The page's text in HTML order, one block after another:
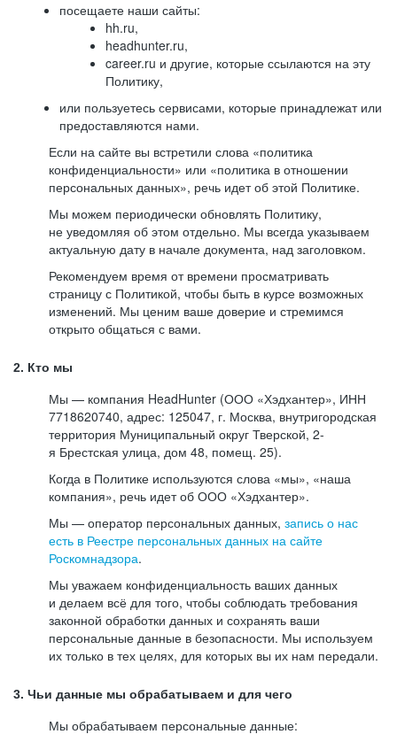
посещаете наши сайты:
hh.ru,
headhunter.ru,
career.ru и другие, которые ссылаются на эту
Политику,
или пользуетесь сервисами, которые принадлежат или
предоставляются нами.
Если на сайте вы встретили слова «политика
конфиденциальности» или «политика в отношении
персональных данных», речь идет об этой Политике.
Мы можем периодически обновлять Политику,
не уведомляя об этом отдельно. Мы всегда указываем
актуальную дату в начале документа, над заголовком.
Рекомендуем время от времени просматривать
страницу с Политикой, чтобы быть в курсе возможных
изменений. Мы ценим ваше доверие и стремимся
открыто общаться с вами.
2. Кто мы
Мы — компания HeadHunter (ООО «Хэдхантер», ИНН
7718620740, адрес: 125047, г. Москва, внутригородская
территория Муниципальный округ Тверской, 2-
я Брестская улица, дом 48, помещ. 25).
Когда в Политике используются слова «мы», «наша
компания», речь идет об ООО «Хэдхантер».
Мы — оператор персональных данных, запись о нас
есть в Реестре персональных данных на сайте
Роскомнадзора.
Мы уважаем конфиденциальность ваших данных
и делаем всё для того, чтобы соблюдать требования
законной обработки данных и сохранять ваши
персональные данные в безопасности. Мы используем
их только в тех целях, для которых вы их нам передали.
3. Чьи данные мы обрабатываем и для чего
Мы обрабатываем персональные данные: